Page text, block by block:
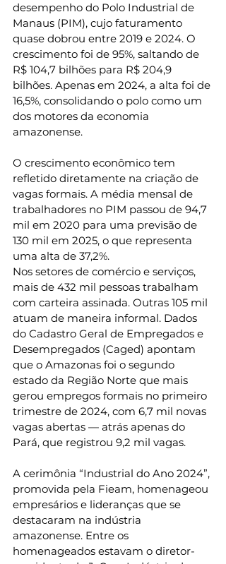
desempenho do Polo Industrial de
Manaus (PIM), cujo faturamento
quase dobrou entre 2019 e 2024. O
crescimento foi de 95%, saltando de
R$ 104,7 bilhões para R$ 204,9
bilhões. Apenas em 2024, a alta foi de
16,5%, consolidando o polo como um
dos motores da economia
amazonense.
O crescimento econômico tem
refletido diretamente na criação de
vagas formais. A média mensal de
trabalhadores no PIM passou de 94,7
mil em 2020 para uma previsão de
130 mil em 2025, o que representa
uma alta de 37,2%.
Nos setores de comércio e serviços,
mais de 432 mil pessoas trabalham
com carteira assinada. Outras 105 mil
atuam de maneira informal. Dados
do Cadastro Geral de Empregados e
Desempregados (Caged) apontam
que o Amazonas foi o segundo
estado da Região Norte que mais
gerou empregos formais no primeiro
trimestre de 2024, com 6,7 mil novas
vagas abertas — atrás apenas do
Pará, que registrou 9,2 mil vagas.
A cerimônia “Industrial do Ano 2024”,
promovida pela Fieam, homenageou
empresários e lideranças que se
destacaram na indústria
amazonense. Entre os
homenageados estavam o diretor-